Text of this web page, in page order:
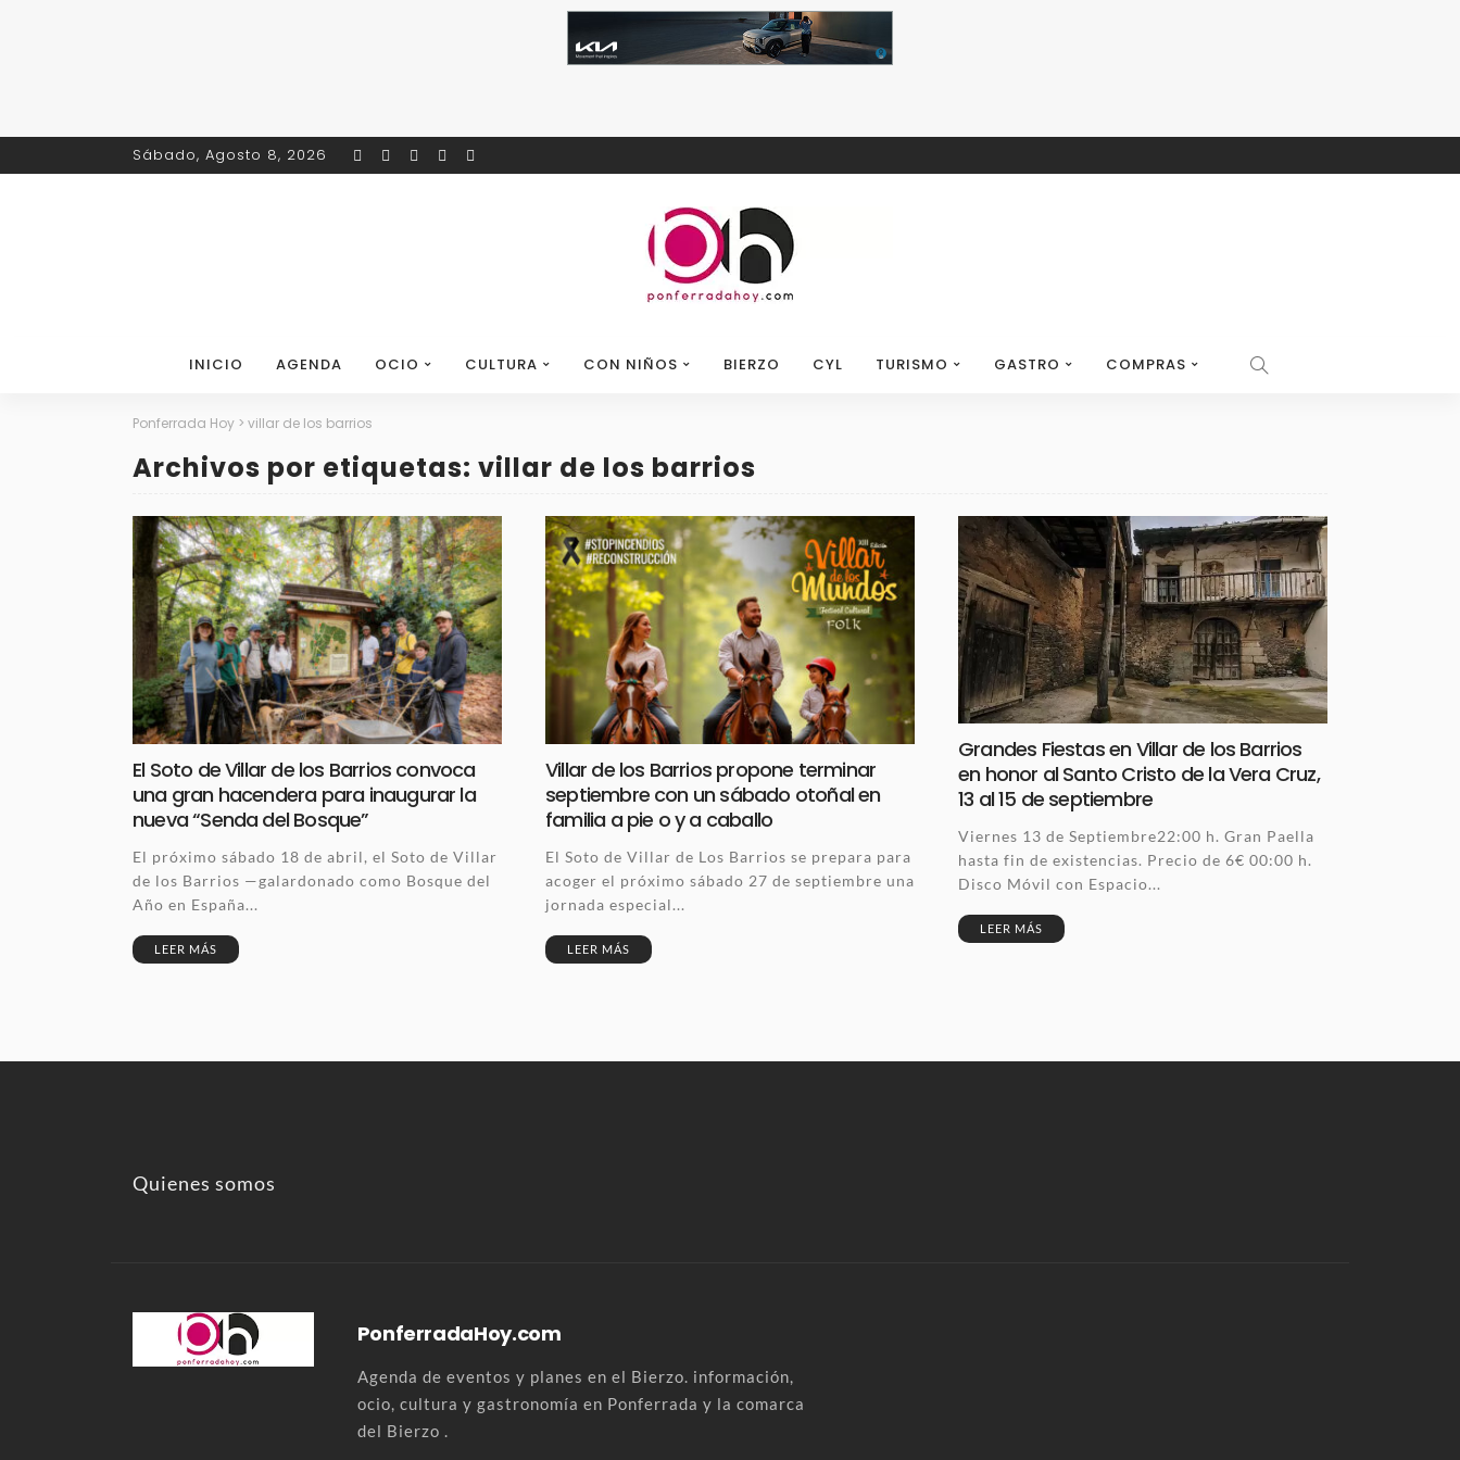
Sábado, Agosto 8, 2026
INICIO AGENDA OCIO CULTURA CON NIÑOS BIERZO CYL TURISMO GASTRO COMPRAS
Ponferrada Hoy > villar de los barrios
Archivos por etiquetas: villar de los barrios
El Soto de Villar de los Barrios convoca
una gran hacendera para inaugurar la
nueva “Senda del Bosque”
El próximo sábado 18 de abril, el Soto de Villar
de los Barrios —galardonado como Bosque del
Año en España...
LEER MÁS
Villar de los Barrios propone terminar
septiembre con un sábado otoñal en
familia a pie o y a caballo
El Soto de Villar de Los Barrios se prepara para
acoger el próximo sábado 27 de septiembre una
jornada especial...
LEER MÁS
Grandes Fiestas en Villar de los Barrios
en honor al Santo Cristo de la Vera Cruz,
13 al 15 de septiembre
Viernes 13 de Septiembre22:00 h. Gran Paella
hasta fin de existencias. Precio de 6€ 00:00 h.
Disco Móvil con Espacio...
LEER MÁS
Quienes somos
PonferradaHoy.com
Agenda de eventos y planes en el Bierzo. información,
ocio, cultura y gastronomía en Ponferrada y la comarca
del Bierzo .